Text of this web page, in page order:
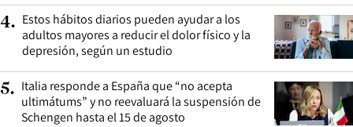
4. Estos hábitos diarios pueden ayudar a los
adultos mayores a reducir el dolor físico y la
depresión, según un estudio
5. Italia responde a España que “no acepta
ultimátums” y no reevaluará la suspensión de
Schengen hasta el 15 de agosto